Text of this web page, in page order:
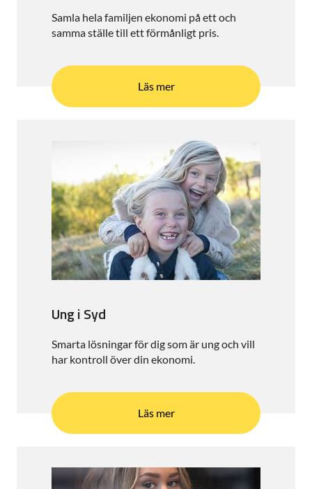
Samla hela familjen ekonomi på ett och
samma ställe till ett förmånligt pris.
Läs mer
Ung i Syd
Smarta lösningar för dig som är ung och vill
har kontroll över din ekonomi.
Läs mer